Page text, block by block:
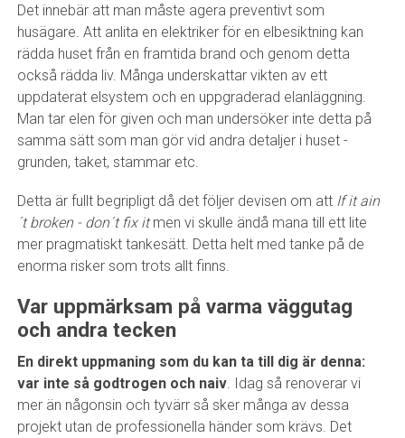
Det innebär att man måste agera preventivt som
husägare. Att anlita en elektriker för en elbesiktning kan
rädda huset från en framtida brand och genom detta
också rädda liv. Många underskattar vikten av ett
uppdaterat elsystem och en uppgraderad elanläggning.
Man tar elen för given och man undersöker inte detta på
samma sätt som man gör vid andra detaljer i huset -
grunden, taket, stammar etc.
Detta är fullt begripligt då det följer devisen om att If it ain
´t broken - don´t fix itmen vi skulle ändå mana till ett lite
mer pragmatiskt tankesätt. Detta helt med tanke på de
enorma risker som trots allt finns.
Var uppmärksam på varma väggutag
och andra tecken
En direkt uppmaning som du kan ta till dig är denna:
var inte så godtrogen och naiv . Idag så renoverar vi
mer än någonsin och tyvärr så sker många av dessa
projekt utan de professionella händer som krävs. Det